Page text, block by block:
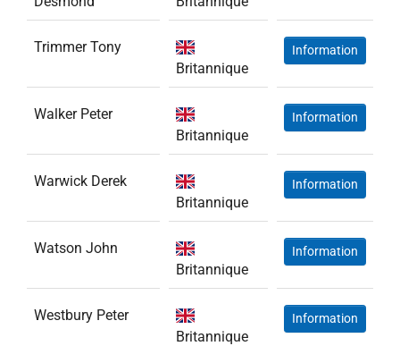
Trimmer Tony
Britannique
Information
Walker Peter
Britannique
Information
Warwick Derek
Britannique
Information
Watson John
Britannique
Information
Westbury Peter
Britannique
Information